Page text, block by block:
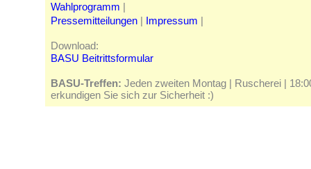
Wahlprogramm |
Pressemitteilungen | Impressum |
Download:
BASU Beitrittsformular
BASU-Treffen: Jeden zweiten Montag | Ruscherei |
erkundigen Sie sich zur Sicherheit :)